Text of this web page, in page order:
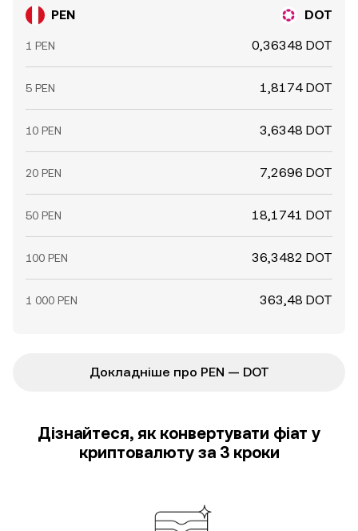
PEN DOT
1 PEN 0,36348 DOT
5 PEN 1,8174 DOT
10 PEN 3,6348 DOT
20 PEN 7,2696 DOT
50 PEN 18,1741 DOT
100 PEN 36,3482 DOT
1 000 PEN 363,48 DOT
Докладніше про PEN — DOT
Дізнайтеся, як конвертувати фіат у
криптовалюту за 3 кроки